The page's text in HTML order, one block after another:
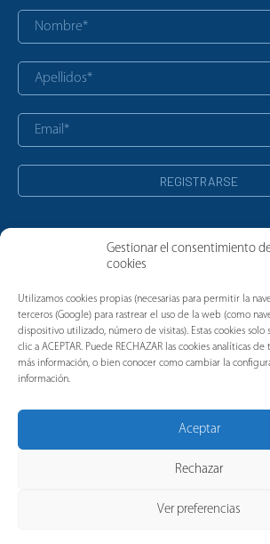
Gestionar el consentimiento
cookies
Utilizamos cookies propias (necesarias para permitir la
terceros (Google) para rastrear el uso de la web (como
dispositivo utilizado, número de visitas). Estas cookies solo
clic a ACEPTAR. Puede RECHAZAR las cookies analíticas
más información, o bien conocer como cambiar la
información.
Aceptar
Rechazar
Ver preferencias
Noticias